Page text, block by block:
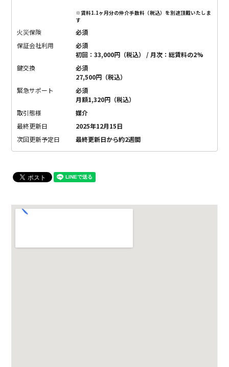
※賃料1.1ヶ月分の仲介手数料（税込）を別途頂戴いたしま
す
火災保険
必須
保証会社利用
必須
初回：33,000円（税込） / 月次：総賃料の2%
鍵交換
必須
27,500円（税込）
緊急サポート
必須
月額1,320円（税込）
取引態様
媒介
最終更新日
2025年12月15日
次回更新予定日
最終更新日から約2週間